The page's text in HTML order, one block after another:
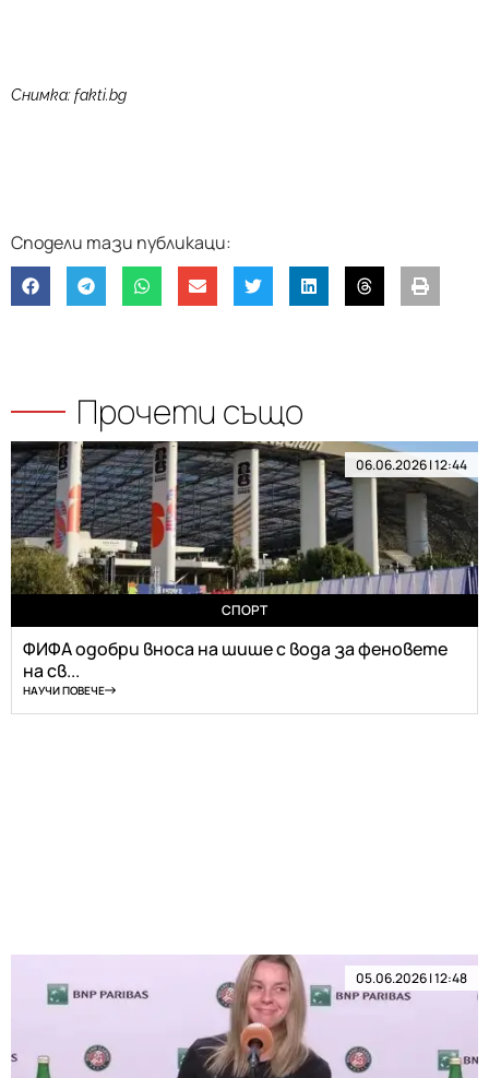
Снимка: fakti.bg
Прочети също
06.06.2026 | 12:44
СПОРТ
ФИФА одобри вноса на шише с вода за феновете
на св...
НАУЧИ ПОВЕЧЕ
05.06.2026 | 12:48